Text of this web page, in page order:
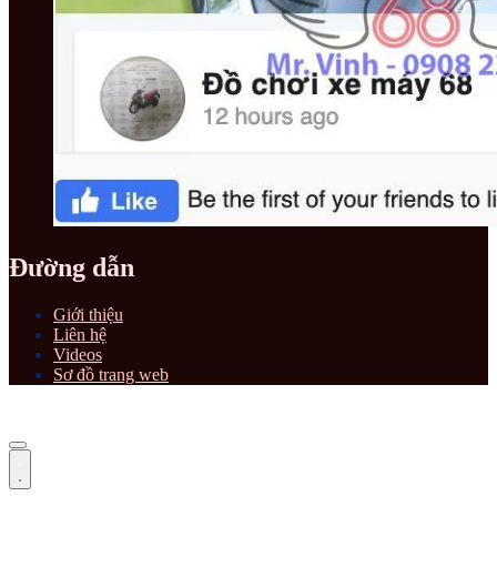
Đường dẫn
Giới thiệu
Liên hệ
Videos
Sơ đồ trang web